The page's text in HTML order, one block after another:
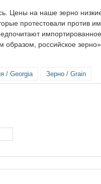
Цены на наше зерно
протестовали против
образом, российское
/ Georgia Зерно / Grain